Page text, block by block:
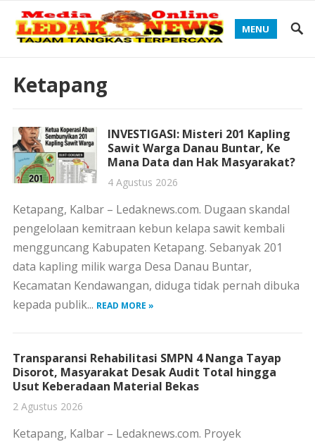
MENU
Ketapang
INVESTIGASI: Misteri 201 Kapling
Sawit Warga Danau Buntar, Ke
Mana Data dan Hak Masyarakat?
4 Agustus 2026
Ketapang, Kalbar – Ledaknews.com. Dugaan skandal
pengelolaan kemitraan kebun kelapa sawit kembali
mengguncang Kabupaten Ketapang. Sebanyak 201
data kapling milik warga Desa Danau Buntar,
Kecamatan Kendawangan, diduga tidak pernah dibuka
kepada publik... READ MORE »
Transparansi Rehabilitasi SMPN 4 Nanga Tayap
Disorot, Masyarakat Desak Audit Total hingga
Usut Keberadaan Material Bekas
2 Agustus 2026
Ketapang, Kalbar – Ledaknews.com. Proyek